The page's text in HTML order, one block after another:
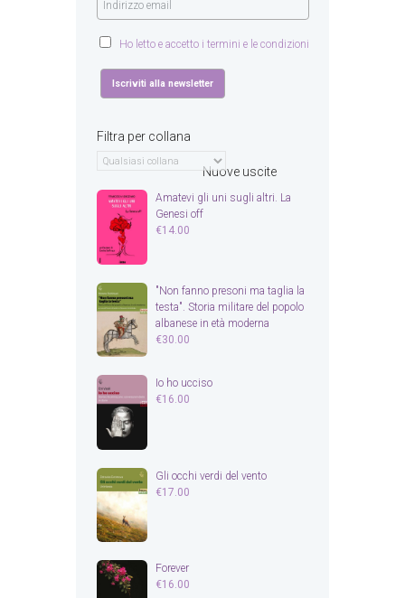
Ho letto e accetto i termini e le condizioni
Filtra per collana
Nuove uscite
Amatevi gli uni sugli altri. La
Genesi off
€14.00
"Non fanno presoni ma taglia la
testa". Storia militare del popolo
albanese in età moderna
€30.00
Io ho ucciso
€16.00
Gli occhi verdi del vento
€17.00
Forever
€16.00